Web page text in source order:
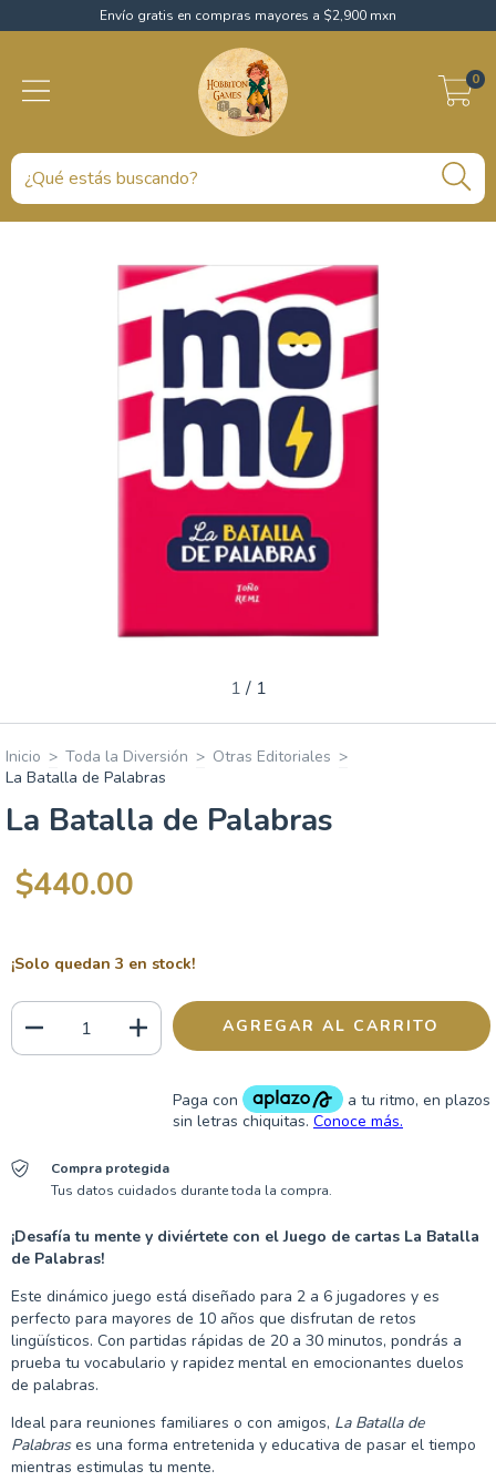
Envío gratis en compras mayores a $2,900 mxn
0
1 / 1
Inicio > Toda la Diversión > Otras Editoriales >
La Batalla de Palabras
La Batalla de Palabras
$440.00
¡Solo quedan 3 en stock!
Compra protegida
Tus datos cuidados durante toda la compra.
¡Desafía tu mente y diviértete con el Juego de cartas La Batalla
de Palabras!
Este dinámico juego está diseñado para 2 a 6 jugadores y es
perfecto para mayores de 10 años que disfrutan de retos
lingüísticos. Con partidas rápidas de 20 a 30 minutos, pondrás a
prueba tu vocabulario y rapidez mental en emocionantes duelos
de palabras.
Ideal para reuniones familiares o con amigos, La Batalla de
Palabrases una forma entretenida y educativa de pasar el tiempo
mientras estimulas tu mente.